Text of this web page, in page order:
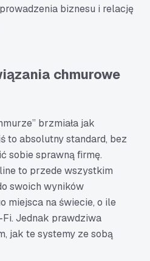
biznesu i relację
chmurowe
brzmiała jak
to absolutny standard, bez
sobie sprawną firmę.
to przede wszystkim
swoich wyników
miejsca na świecie, o ile
Jednak prawdziwa
jak te systemy ze sobą